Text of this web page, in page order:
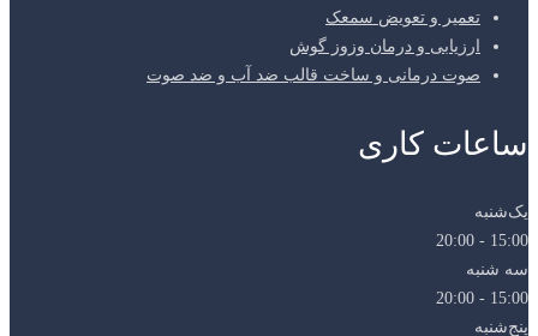
تعمیر و تعویض سمعک
ارزیابی و درمان وزوز گوش
صوت درمانی و ساخت قالب ضد آب و ضد صوت
ساعات کاری
یک‌شنبه
15:00 - 20:00
سه شنبه
15:00 - 20:00
پنج‌شنبه